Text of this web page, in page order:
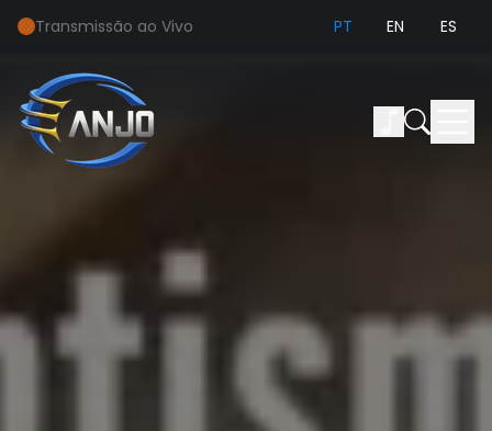
Transmissão ao Vivo PT EN ES